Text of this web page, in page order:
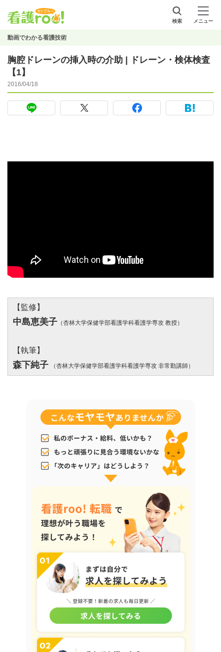
検索 メニュー
動画でわかる看護技術
胸腔ドレーンの挿入時の介助 | ドレーン・検体検査
【1】
2016/04/18
【監修】
中島恵美子 （杏林大学保健学部看護学科看護学専攻 教授）
【執筆】
森下純子 （杏林大学保健学部看護学科看護学専攻 非常勤講師）